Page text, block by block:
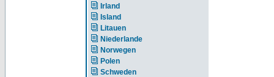
Irland
Island
Litauen
Niederlande
Norwegen
Polen
Schweden